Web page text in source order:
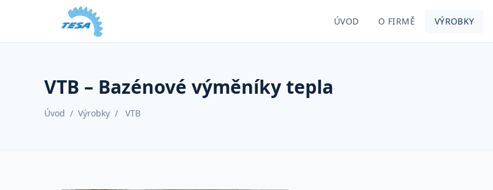
ÚVOD O FIRMĚ VÝROBKY
VTB – Bazénové výměníky tepla
Úvod / Výrobky / VTB